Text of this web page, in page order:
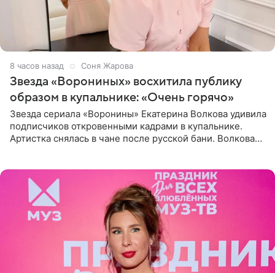
8 часов назад Соня Жарова
Звезда «Ворониных» восхитила публику
образом в купальнике: «Очень горячо»
Звезда сериала «Воронины» Екатерина Волкова удивила
подписчиков откровенными кадрами в купальнике.
Артистка снялась в чане после русской бани. Волкова